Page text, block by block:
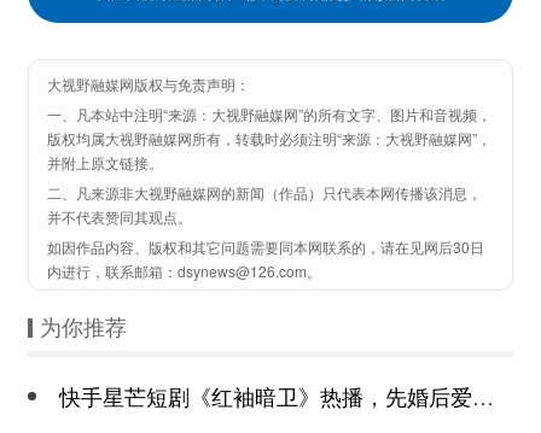
大视野融媒网版权与免责声明：
一、凡本站中注明“来源：大视野融媒网”的所有文字、图片和音视频，
版权均属大视野融媒网所有，转载时必须注明“来源：大视野融媒网”，
并附上原文链接。
二、凡来源非大视野融媒网的新闻（作品）只代表本网传播该消息，
并不代表赞同其观点。
如因作品内容、版权和其它问题需要同本网联系的，请在见网后30日
内进行，联系邮箱：dsynews@126.com。
为你推荐
快手星芒短剧《红袖暗卫》热播，先婚后爱诠释别样浪漫